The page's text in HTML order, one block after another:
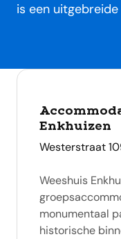
is een uitgebreide
Enkhuizen
adres
Westerstraat
Weeshuis
monumentaal
historische